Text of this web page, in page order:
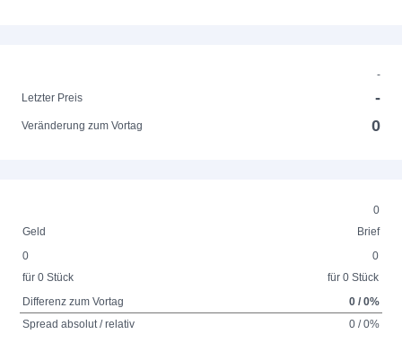
-
Letzter Preis
-
Veränderung zum Vortag 0
0
Geld
Brief
0
für 0 Stück
0
für 0 Stück
Differenz zum Vortag
0 / 0%
Spread absolut / relativ
0 / 0%